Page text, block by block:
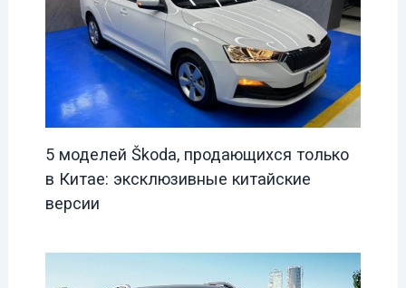
5 моделей Škoda, продающихся только
в Китае: эксклюзивные китайские
версии